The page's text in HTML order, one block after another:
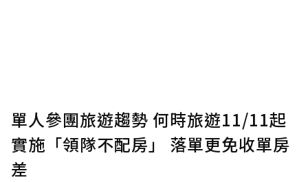
單人參團旅遊趨勢 何時旅遊11/11起
實施「領隊不配房」 落單更免收單房
差